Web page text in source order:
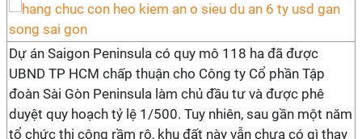
Dự án Saigon Peninsula có quy mô 118 ha đã được
UBND TP HCM chấp thuận cho Công ty Cổ phần Tập
đoàn Sài Gòn Peninsula làm chủ đầu tư và được phê
duyệt quy hoạch tỷ lệ 1/500. Tuy nhiên, sau gần một năm
tổ chức thi công rầm rộ, khu đất này vẫn chưa có gì thay